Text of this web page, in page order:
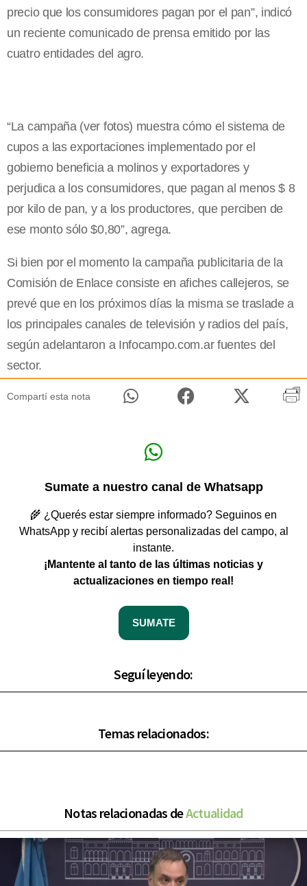
precio que los consumidores pagan por el pan”, indicó
un reciente comunicado de prensa emitido por las
cuatro entidades del agro.
“La campaña (ver fotos) muestra cómo el sistema de
cupos a las exportaciones implementado por el
gobierno beneficia a molinos y exportadores y
perjudica a los consumidores, que pagan al menos $ 8
por kilo de pan, y a los productores, que perciben de
ese monto sólo $0,80”, agrega.
Si bien por el momento la campaña publicitaria de la
Comisión de Enlace consiste en afiches callejeros, se
prevé que en los próximos días la misma se traslade a
los principales canales de televisión y radios del país,
según adelantaron a Infocampo.com.ar fuentes del
sector.
Compartí esta nota
Sumate a nuestro canal de Whatsapp
🌾 ¿Querés estar siempre informado? Seguinos en
WhatsApp y recibí alertas personalizadas del campo, al
instante.
¡Mantente al tanto de las últimas noticias y
actualizaciones en tiempo real!
SUMATE
Seguí leyendo:
Temas relacionados:
Notas relacionadas deActualidad